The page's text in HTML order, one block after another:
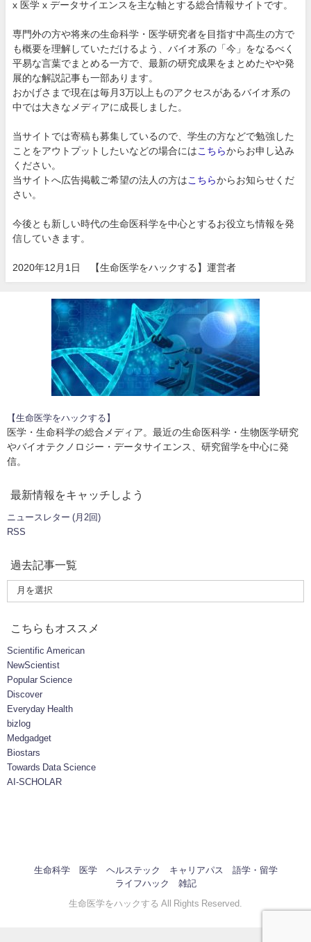
x 医学 x データサイエンスを主な軸とする総合情報サイトです。
専門外の方や将来の生命科学・医学研究者を目指す中高生の方で
も概要を理解していただけるよう、バイオ系の「今」をなるべく
平易な言葉でまとめる一方で、最新の研究成果をまとめたやや発
展的な解説記事も一部あります。
おかげさまで現在は毎月3万以上ものアクセスがあるバイオ系の
中では大きなメディアに成長しました。
当サイトでは寄稿も募集しているので、学生の方などで勉強した
ことをアウトプットしたいなどの場合には こちらからお申し込み
ください。
当サイトへ広告掲載ご希望の法人の方は こちらからお知らせくだ
さい。
今後とも新しい時代の生命医科学を中心とするお役立ち情報を発
信していきます。
2020年12月1日 【生命医学をハックする】運営者
【生命医学をハックする】
医学・生命科学の総合メディア。最近の生命医科学・生物医学研究
やバイオテクノロジー・データサイエンス、研究留学を中心に発
信。
最新情報をキャッチしよう
ニュースレター (月2回)
RSS
過去記事一覧
こちらもオススメ
Scientific American
NewScientist
Popular Science
Discover
Everyday Health
bizlog
Medgadget
Biostars
Towards Data Science
AI-SCHOLAR
生命科学 医学 ヘルステック キャリアパス
語学・留学
ライフハック
雑記
生命医学をハックする All Rights Reserved.